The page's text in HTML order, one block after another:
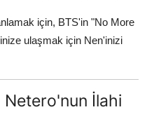
için, BTS'in "No More
ulaşmak için Nen'inizi
İlahi